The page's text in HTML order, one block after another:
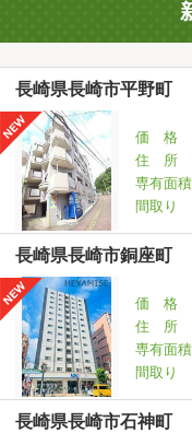
長崎県長崎市平野町
価 格
住 所
専有面積
間取り
長崎県長崎市銅座町
価 格
住 所
専有面積
間取り
長崎県長崎市石神町